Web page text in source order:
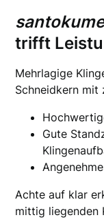
trifft
Mehrlagige
Schneidkern mit
Gute
Achte auf klar
mittig liegenden